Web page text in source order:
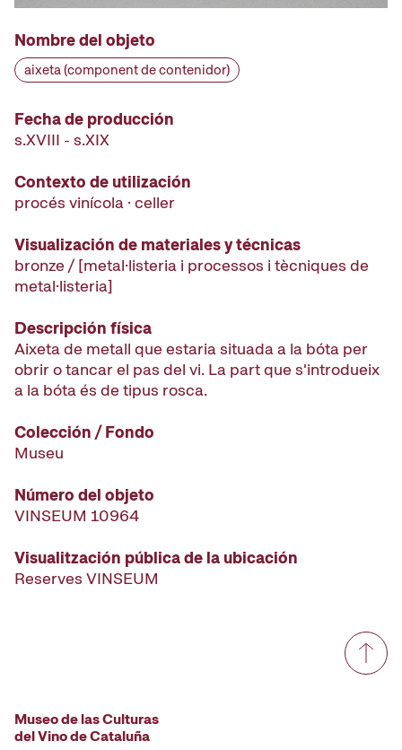
Nombre del objeto
aixeta (component de contenidor)
Fecha de producción
s.XVIII - s.XIX
Contexto de utilización
procés vinícola · celler
Visualización de materiales y técnicas
bronze / [metal·listeria i processos i tècniques de
metal·listeria]
Descripción física
Aixeta de metall que estaria situada a la bóta per
obrir o tancar el pas del vi. La part que s'introdueix
a la bóta és de tipus rosca.
Colección / Fondo
Museu
Número del objeto
VINSEUM 10964
Visualitzación pública de la ubicación
Reserves VINSEUM
Museo de las Culturas
del Vino de Cataluña